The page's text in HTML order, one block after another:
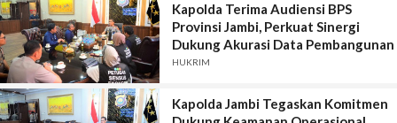
Kapolda Terima Audiensi BPS
Provinsi Jambi, Perkuat Sinergi
Dukung Akurasi Data Pembangunan
HUKRIM
Kapolda Jambi Tegaskan Komitmen